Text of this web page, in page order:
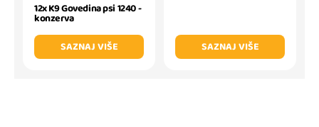
12x K9 Govedina psi 1240 -
konzerva
SAZNAJ VIŠE
SAZNAJ VIŠE